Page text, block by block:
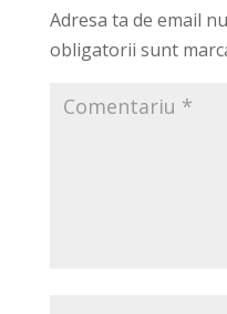
Adresa ta de email
obligatorii sunt